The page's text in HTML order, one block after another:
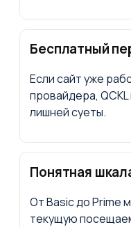
Бесплатный
Если сайт уже
провайдера,
лишней суеты.
Понятная
От Basic до Prime
текущую